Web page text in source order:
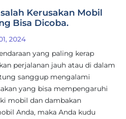
Kerusakan Mobil
Bisa Dicoba.
2024
yang paling kerap
perjalanan jauh atau di dalam
sanggup mengalami
yang bisa mempengaruhi
mobil dan dambakan
Anda, maka Anda kudu